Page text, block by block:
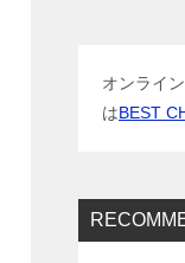
オンライ
はBEST